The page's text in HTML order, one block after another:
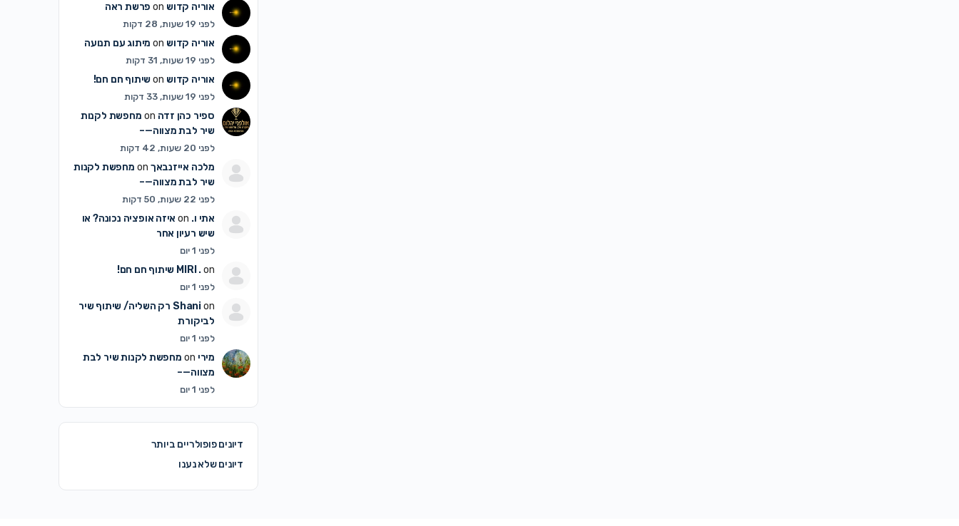
אוריה קדוש פרשת ראה
לפני 19 שעות, 28 דקות
אוריה קדוש מיתוג עם תנועה
לפני 19 שעות, 31 דקות
אוריה קדוש שיתוף חם חם!
לפני 19 שעות, 33 דקות
ספיר כהן זדה
מחפשת לקנות
שיר לבת מצווה—–
לפני 20 שעות, 42 דקות
מלכה אייזנבאך
מחפשת לקנות
שיר לבת מצווה—–
לפני 22 שעות, 50 דקות
אתי ו.
איזה אופציה נכונה? או
שיש רעיון אחר
לפני 1 יום
MIRI .on שיתוף חם חם!
לפני 1 יום
Shanion
רק השליה/ שיתוף שיר
לביקורת
לפני 1 יום
מירי
מחפשת לקנות שיר לבת
מצווה—–
לפני 1 יום
דיונים פופולריים ביותר
דיונים שלא נענו